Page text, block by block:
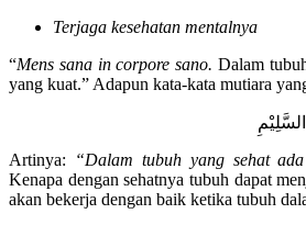
Terjaga kesehatan mentalnya
“Mens sana in corpore sano. Dalam
yang kuat.” Adapun kata-kata mutiara
Artinya:
“Dalam tubuh yang sehat
Kenapa dengan sehatnya tubuh dapat
akan bekerja dengan baik ketika tubuh